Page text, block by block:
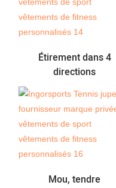
Étirement dans 4
directions
Mou, tendre